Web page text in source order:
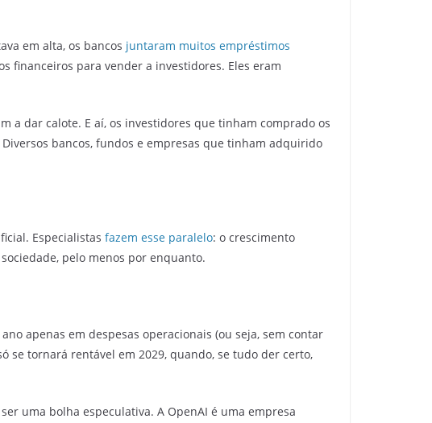
em alta, os bancos juntaram muitos empréstimos
financeiros para vender a investidores. Eles eram
a dar calote. E aí, os investidores que tinham comprado os
bancos, fundos e empresas que tinham adquirido
Especialistas fazem esse paralelo: o crescimento
pelo menos por enquanto.
apenas em despesas operacionais (ou seja, sem contar
se tornará rentável em 2029, quando, se tudo der certo,
uma bolha especulativa. A OpenAI é uma empresa